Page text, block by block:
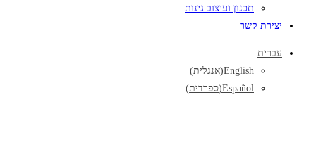
תכנון ועיצוב גינות
יצירת קשר
עברית
English
(אנגלית)
Español
(ספרדית)